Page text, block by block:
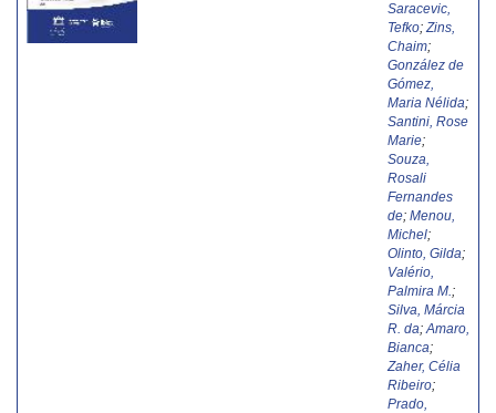
Saracevic,
Tefko; Zins,
Chaim;
González de
Gómez,
Maria Nélida;
Santini, Rose
Marie;
Souza,
Rosali
Fernandes
de; Menou,
Michel;
Olinto, Gilda;
Valério,
Palmira M. ;
Silva, Márcia
R. da; Amaro,
Bianca;
Zaher, Célia
Ribeiro;
Prado,